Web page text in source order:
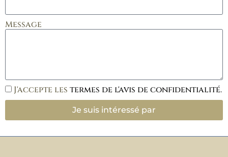
Message
J'accepte les termes de l'avis de confidentialité.
Je suis intéressé par